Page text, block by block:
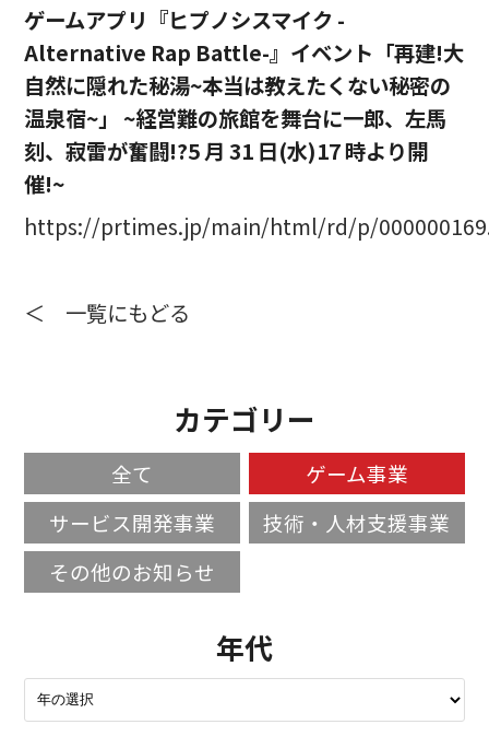
ゲームアプリ『ヒプノシスマイク -
Alternative Rap Battle-』イベント「再建!大
自然に隠れた秘湯~本当は教えたくない秘密の
温泉宿~」 ~経営難の旅館を舞台に一郎、左馬
刻、寂雷が奮闘!?5 月 31 日(水)17 時より開
催!~
https://prtimes.jp/main/html/rd/p/
＜ 一覧にもどる
カテゴリー
全て
ゲーム事業
サービス開発事業
技術・人材支援事業
その他のお知らせ
年代